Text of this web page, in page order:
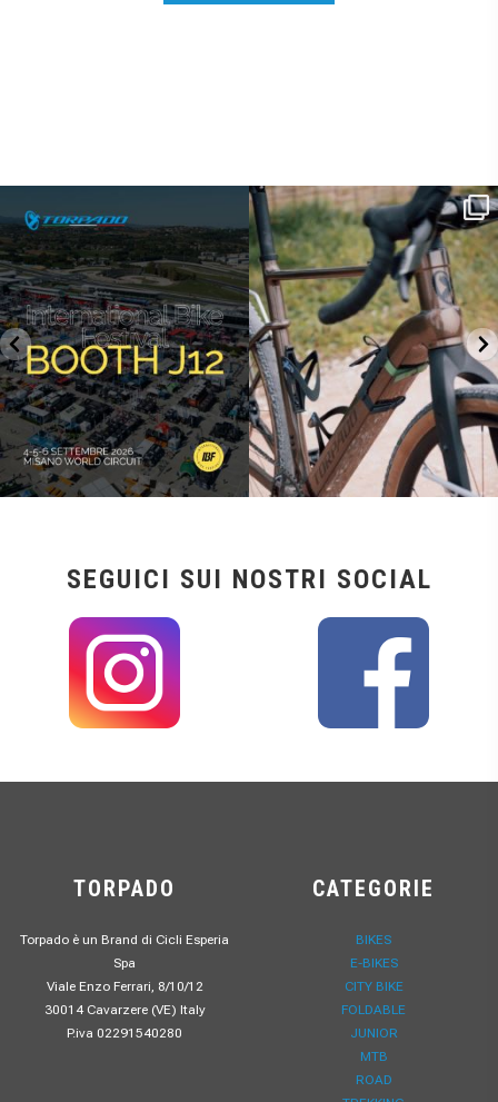
IBF sta per...
17 1
Kepler R è la gravel pensata per affrontare
lunghe...
27 0
SEGUICI SUI NOSTRI SOCIAL
TORPADO
Torpado è un Brand di Cicli Esperia
Spa
Viale Enzo Ferrari, 8/10/12
30014 Cavarzere (VE) Italy
P.iva 02291540280
CATEGORIE
BIKES
E-BIKES
CITY BIKE
FOLDABLE
JUNIOR
MTB
ROAD